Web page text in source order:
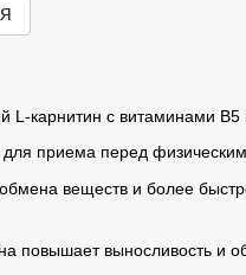
L-карнитин с витаминами
приема перед
веществ и более
повышает выносливость и